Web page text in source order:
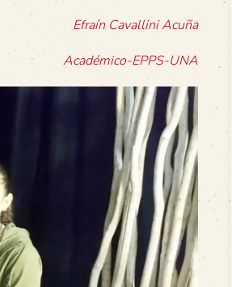
Efraín Cavallini Acuña
Académico-EPPS-UNA